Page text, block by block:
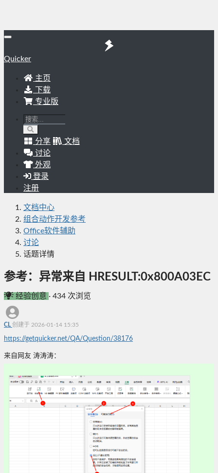
Quicker
主页
下载
专业版
分享
文档
讨论
外观
登录
注册
文档中心
组合动作开发参考
Office软件辅助
讨论
话题详情
参考：异常来自 HRESULT:0x800A03EC
经验创意 · 434 次浏览
CL 创建于 2026-01-14 15:35
https://getquicker.net/QA/Question/38176
来自网友 涛涛涛：